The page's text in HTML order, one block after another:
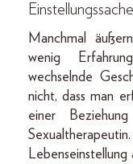
Einstellungssache
Manchmal
wenig
wechselnde
nicht, dass man
einer